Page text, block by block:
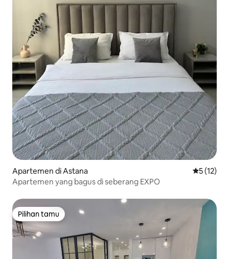
Apartemen di Astana Nilai rata-
5 (12)
Apartemen yang bagus di seberang EXPO
Pilihan tamu
Pilihan tamu